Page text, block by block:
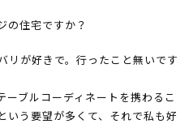
の住宅ですか？
リが好きで。行ったこと無いです
ブルコーディネートを携わるこ
いう要望が多くて、それで私も好